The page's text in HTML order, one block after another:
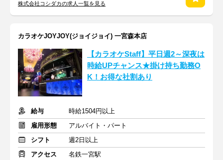
株式会社コシダカの求人一覧を見る
カラオケJOYJOY(ジョイジョイ) 一宮森本店
【カラオケStaff】平日週2～深夜は
時給UPチャンス★掛け持ち勤務O
K！お得な社割あり
給与
時給1504円以上
雇用形態
アルバイト・パート
シフト
週2日以上
アクセス
名鉄一宮駅